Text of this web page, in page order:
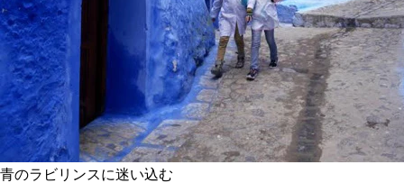
青のラビリンスに迷い込む